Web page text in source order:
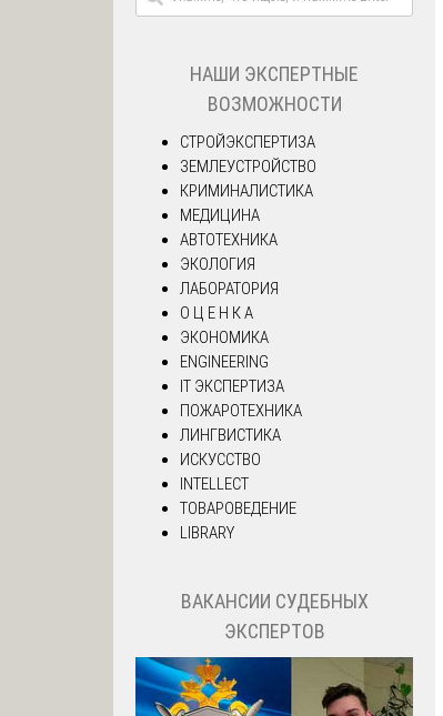
НАШИ ЭКСПЕРТНЫЕ
ВОЗМОЖНОСТИ
СТРОЙЭКСПЕРТИЗА
ЗЕМЛЕУСТРОЙСТВО
КРИМИНАЛИСТИКА
МЕДИЦИНА
АВТОТЕХНИКА
ЭКОЛОГИЯ
ЛАБОРАТОРИЯ
О Ц Е Н К А
ЭКОНОМИКА
ENGINEERING
IT ЭКСПЕРТИЗА
ПОЖАРОТЕХНИКА
ЛИНГВИСТИКА
ИСКУССТВО
INTELLECT
ТОВАРОВЕДЕНИЕ
LIBRARY
ВАКАНСИИ СУДЕБНЫХ
ЭКСПЕРТОВ